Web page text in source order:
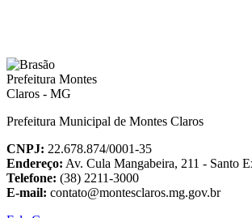
Prefeitura Municipal de Montes Claros
CNPJ: 22.678.874/0001-35
Endereço: Av. Cula Mangabeira, 211 - Santo
Telefone: (38) 2211-3000
E-mail: contato@montesclaros.mg.gov.br